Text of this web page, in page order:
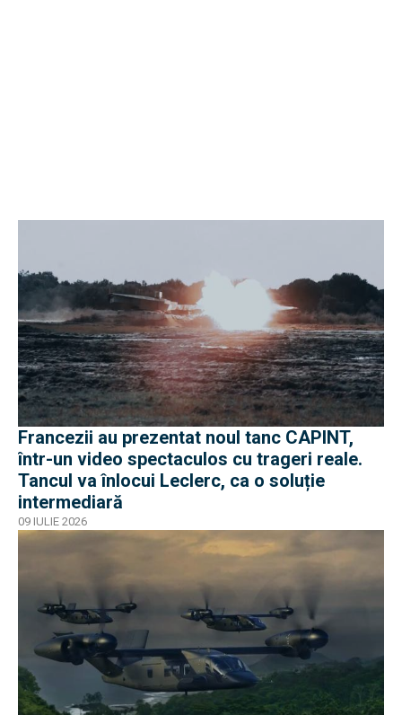
Francezii au prezentat noul tanc CAPINT,
într-un video spectaculos cu trageri reale.
Tancul va înlocui Leclerc, ca o soluție
intermediară
09 IULIE 2026